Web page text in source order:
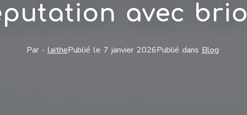
avec brio
Par - laithePublié le 7 janvier 2026Publié dans Blog